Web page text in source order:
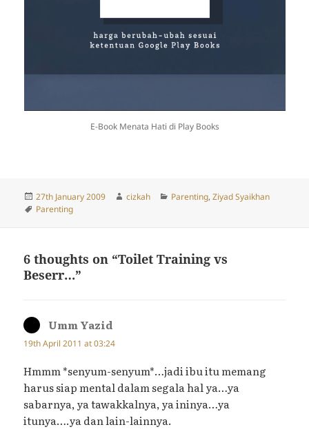
E-Book Menata Hati di Play Books
Posted
on
27th January 2009 Author
cizkah Categories
Parenting,Ziyad Syaikhan
Tags
Parenting
6 thoughts on “Toilet Training vs
Beserr…”
Umm Yazid
19th April 2011 at 03:24
Hmmm *senyum-senyum*…jadi ibu itu memang
harus siap mental dalam segala hal ya…ya
sabarnya, ya tawakkalnya, ya ininya…ya
itunya….ya dan lain-lainnya.